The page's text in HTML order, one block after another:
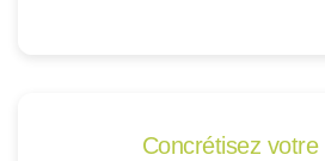
Concrétisez votre